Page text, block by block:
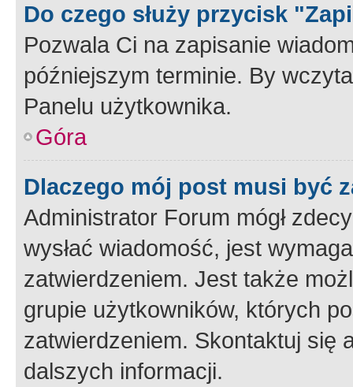
Do czego służy przycisk
Pozwala Ci na zapisanie
późniejszym terminie. By
Panelu użytkownika.
Góra
Dlaczego mój post musi być
Administrator Forum mógł
wysłać wiadomość, jest
zatwierdzeniem. Jest także
grupie użytkowników, których
zatwierdzeniem. Skontaktuj się
dalszych informacji.